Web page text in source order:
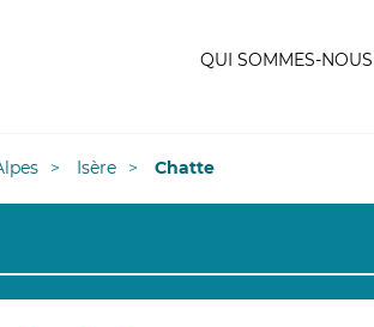
QUI SOMMES-
Isère Chatte